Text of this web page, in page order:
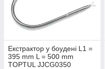
Екстрактор у боудені L1 =
395 mm L = 500 mm
TOPTUL JJCG0350